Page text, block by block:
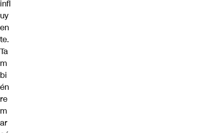
infl
uy
en
te.
Ta
m
bi
én
re
m
ar